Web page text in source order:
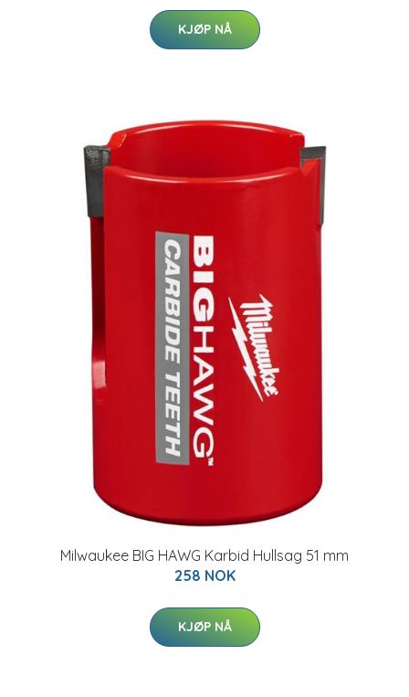
KJØP NÅ
Milwaukee BIG HAWG Karbid Hullsag 51 mm
258 NOK
KJØP NÅ